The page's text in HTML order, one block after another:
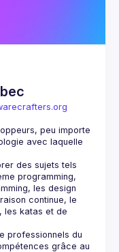
peu importe
avec laquelle
des sujets tels
programming,
les design
continue, le
les katas et de
professionnels du
grâce au